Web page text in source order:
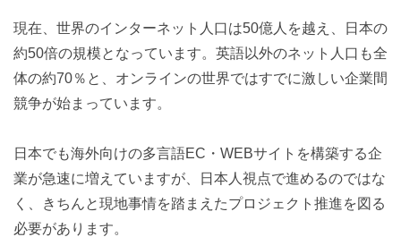
現在、世界のインターネット人口は50億人を越え、日本の
約50倍の規模となっています。英語以外のネット人口も全
体の約70％と、オンラインの世界ではすでに激しい企業間
競争が始まっています。
日本でも海外向けの多言語EC・WEBサイトを構築する企
業が急速に増えていますが、日本人視点で進めるのではな
く、きちんと現地事情を踏まえたプロジェクト推進を図る
必要があります。